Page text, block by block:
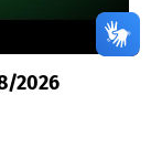
2026